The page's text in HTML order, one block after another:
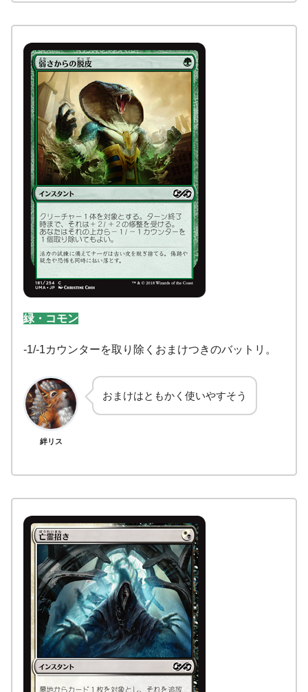
緑・コモン
-1/-1カウンターを取り除くおまけつきのバットリ。
絆リス
おまけはともかく使いやすそう